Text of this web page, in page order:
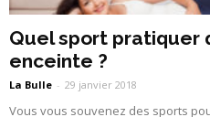
Quel sport pratiquer
enceinte ?
La Bulle - 29 janvier 2018
Vous vous souvenez des sports